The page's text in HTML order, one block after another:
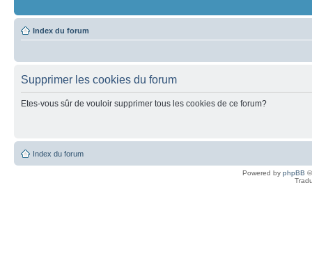
Index du forum
Supprimer les cookies du forum
Etes-vous sûr de vouloir supprimer tous les cookies de ce forum?
Index du forum
Powered by phpBB